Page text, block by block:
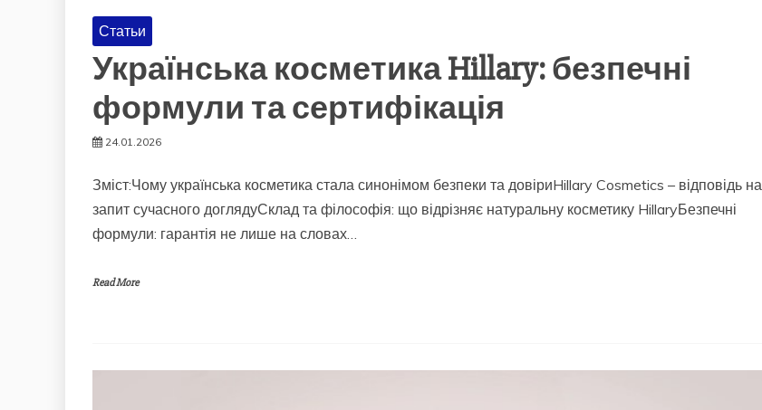
Статьи
Українська косметика Hillary: безпечні
формули та сертифікація
24.01.2026
Зміст:Чому українська косметика стала синонімом безпеки та довіриHillary Cosmetics – відповідь на
запит сучасного доглядуСклад та філософія: що відрізняє натуральну косметику HillaryБезпечні
формули: гарантія не лише на словах…
Read More